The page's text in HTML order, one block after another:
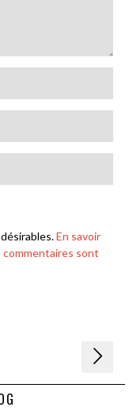
En savoir
commentaires sont